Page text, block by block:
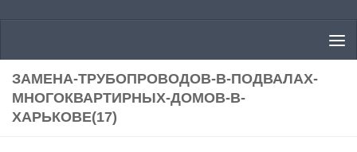
ЗАМЕНА-ТРУБОПРОВОДОВ-В-ПОДВАЛАХ-
МНОГОКВАРТИРНЫХ-ДОМОВ-В-
ХАРЬКОВЕ(17)